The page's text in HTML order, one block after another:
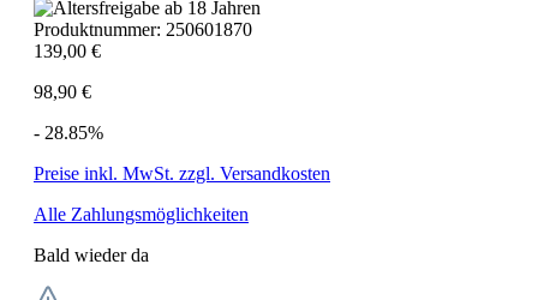
Produktnummer: 250601870
139,00 €
98,90 €
- 28.85%
Preise inkl. MwSt. zzgl. Versandkosten
Alle Zahlungsmöglichkeiten
Bald wieder da